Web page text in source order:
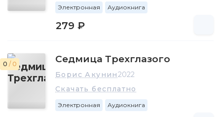
Электронная Аудиокнига
279 ₽
0 / 0 Седмица Трехглазого
Борис Акунин2022
Скачать бесплатно
Электронная Аудиокнига